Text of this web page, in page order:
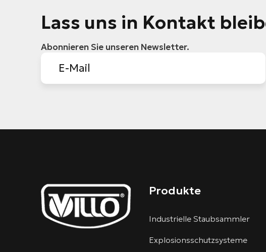
Lass uns in Kontakt
Abonnieren Sie unseren Newsletter.
Produkte
Industrielle Staubsammler
Explosionsschutzsysteme